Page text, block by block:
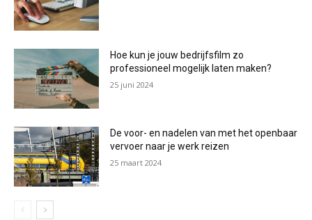
Hoe kun je jouw bedrijfsfilm zo
professioneel mogelijk laten maken?
25 juni 2024
De voor- en nadelen van met het openbaar
vervoer naar je werk reizen
25 maart 2024